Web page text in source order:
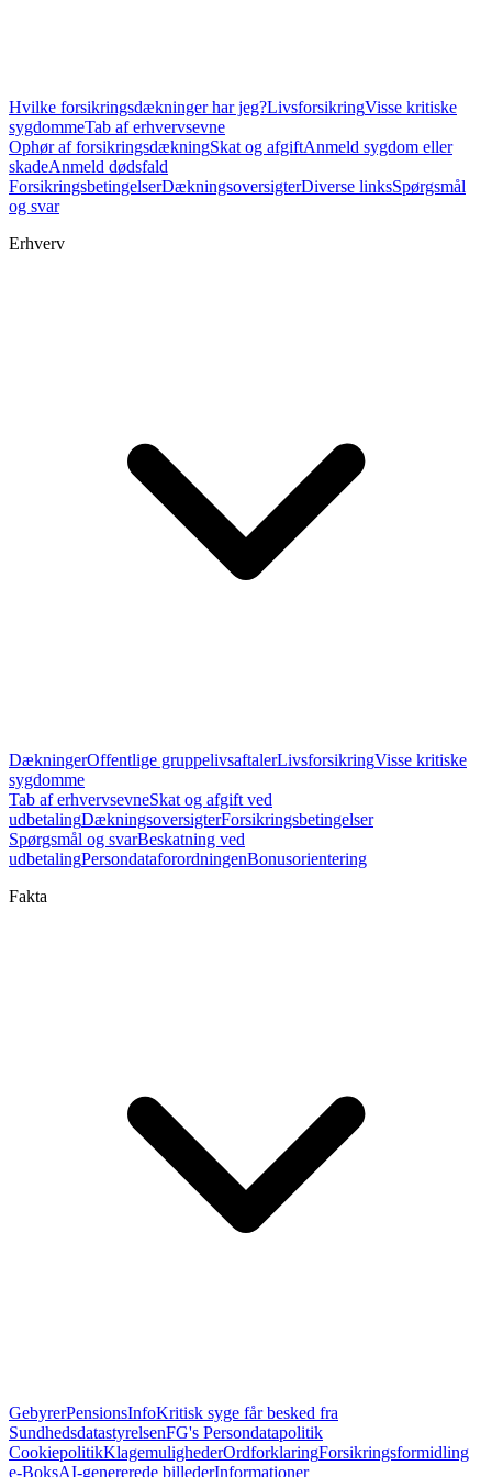
Hvilke forsikringsdækninger har jeg?LivsforsikringVisse kritiske
sygdommeTab af erhvervsevne
Ophør af forsikringsdækningSkat og afgiftAnmeld sygdom eller
skadeAnmeld dødsfald
ForsikringsbetingelserDækningsoversigterDiverse linksSpørgsmål
og svar
Erhverv
DækningerOffentlige gruppelivsaftalerLivsforsikringVisse kritiske
sygdomme
Tab af erhvervsevneSkat og afgift ved
udbetalingDækningsoversigterForsikringsbetingelser
Spørgsmål og svarBeskatning ved
udbetalingPersondataforordningenBonusorientering
Fakta
GebyrerPensionsInfoKritisk syge får besked fra
SundhedsdatastyrelsenFG's Persondatapolitik
CookiepolitikKlagemulighederOrdforklaringForsikringsformidling
e-BoksAI-genererede billederInformationer